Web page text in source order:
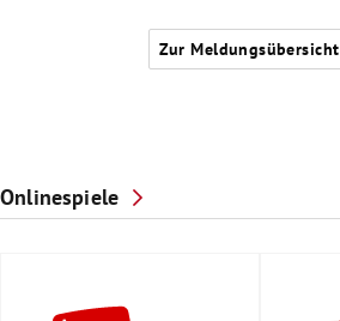
Zur Meldungsübersicht
Onlinespiele